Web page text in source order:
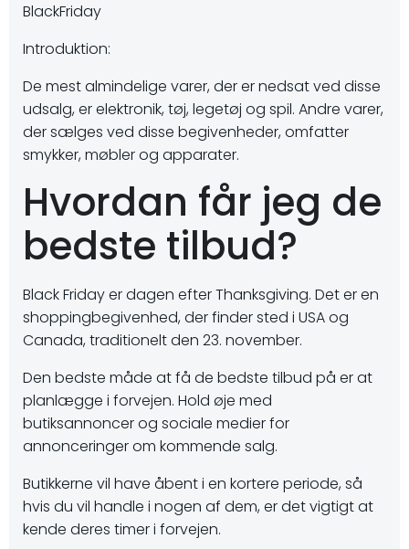
BlackFriday
Introduktion:
De mest almindelige varer, der er nedsat ved disse
udsalg, er elektronik, tøj, legetøj og spil. Andre varer,
der sælges ved disse begivenheder, omfatter
smykker, møbler og apparater.
Hvordan får jeg de
bedste tilbud?
Black Friday er dagen efter Thanksgiving. Det er en
shoppingbegivenhed, der finder sted i USA og
Canada, traditionelt den 23. november.
Den bedste måde at få de bedste tilbud på er at
planlægge i forvejen. Hold øje med
butiksannoncer og sociale medier for
annonceringer om kommende salg.
Butikkerne vil have åbent i en kortere periode, så
hvis du vil handle i nogen af dem, er det vigtigt at
kende deres timer i forvejen.